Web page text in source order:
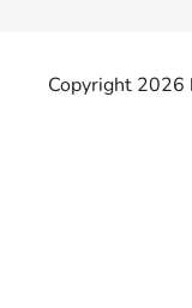
Copyright 2026